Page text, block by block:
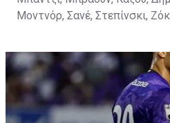
Μοντνόρ, Σανέ, Στεπίνσκι,